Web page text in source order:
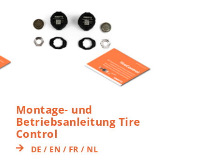
Montage- und
Betriebsanleitung Tire
Control
DE / EN / FR / NL